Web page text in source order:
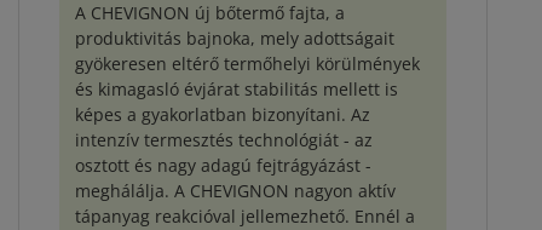
A CHEVIGNON új bőtermő fajta, a
produktivitás bajnoka, mely adottságait
gyökeresen eltérő termőhelyi körülmények
és kimagasló évjárat stabilitás mellett is
képes a gyakorlatban bizonyítani. Az
intenzív termesztés technológiát - az
osztott és nagy adagú fejtrágyázást -
meghálálja. A CHEVIGNON nagyon aktív
tápanyag reakcióval jellemezhető. Ennél a